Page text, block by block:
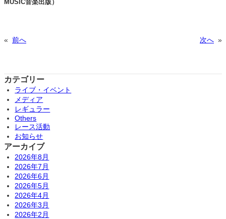
MUSIC音楽出版）
« 前へ 次へ »
カテゴリー
ライブ・イベント
メディア
レギュラー
Others
レース活動
お知らせ
アーカイブ
2026年8月
2026年7月
2026年6月
2026年5月
2026年4月
2026年3月
2026年2月